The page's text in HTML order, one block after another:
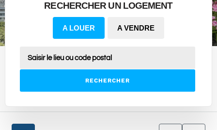
RECHERCHER UN LOGEMENT
A LOUER A VENDRE
RECHERCHER